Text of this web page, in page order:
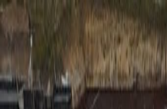
RADIO SOMEȘ
Categorii